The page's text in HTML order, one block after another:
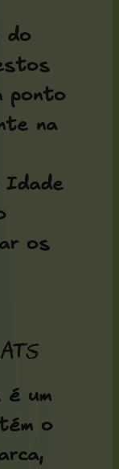
do
ponto
na
os
um
o